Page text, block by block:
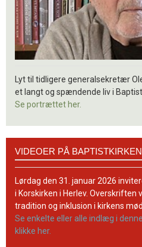
Lyt til tidligere generalsekretær
et langt og spændende liv i
Se portrættet her.
BaptistKirkens
YouTube-
kanal
VIDEOER PÅ
Lørdag den 31. januar 2026
i Korskirken i Herlev. Overskriften
tradition og inklusion i kirkens
Se enkelte eller alle indlæg i
klikke her.